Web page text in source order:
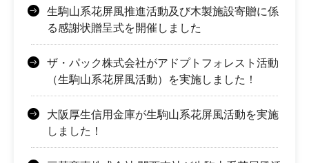
生駒山系花屏風推進活動及び木製施設寄贈に係
る感謝状贈呈式を開催しました
ザ・パック株式会社がアドプトフォレスト活動
（生駒山系花屏風活動）を実施しました！
大阪厚生信用金庫が生駒山系花屏風活動を実施
しました！